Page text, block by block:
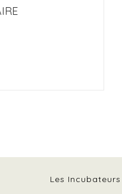
Les Incubateurs